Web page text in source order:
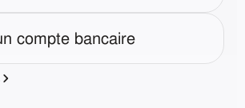
compte bancaire